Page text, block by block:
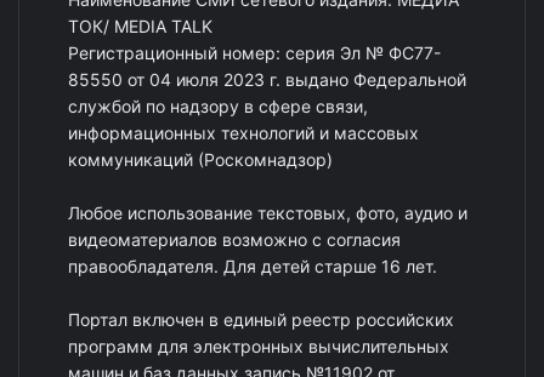
ТОК/ MEDIA TALK
Регистрационный номер: серия Эл № ФС77-
85550 от 04 июля 2023 г. выдано Федеральной
службой по надзору в сфере связи,
информационных технологий и массовых
коммуникаций (Роскомнадзор)
Любое использование текстовых, фото, аудио и
видеоматериалов возможно с согласия
правообладателя. Для детей старше 16 лет.
Портал включен в единый реестр российских
программ для электронных вычислительных